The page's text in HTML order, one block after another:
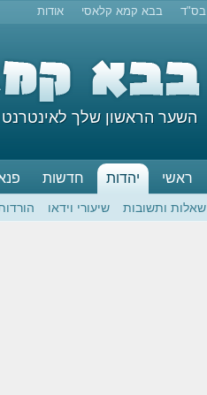
בס"ד בבא קמא קלאסי אודות
השער הראשון שלך לאינטרנט
ראשי יהדות חדשות
שאלות ותשובות שיעורי וידאו